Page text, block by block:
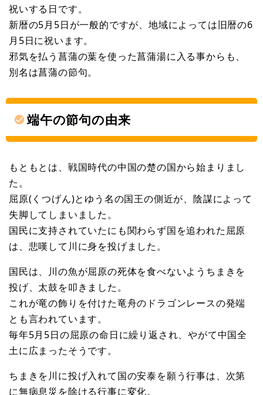
祝いする日です。
新暦の5月5日が一般的ですが、地域によっては旧暦の6
月5日に祝います。
邪気を払う菖蒲の葉を使った菖蒲湯に入る事からも、
別名は菖蒲の節句。
端午の節句の由来
もともとは、戦国時代の中国の楚の国から始まりまし
た。
屈原(くつげん)とゆう名の国王の側近が、陰謀によって
失脚してしまいました。
国民に支持されていたにも関わらず国を追われた屈原
は、悲嘆して川に身を投げました。
国民は、川の魚が屈原の死体を食べないようちまきを
投げ、太鼓を叩きました。
これが竜の飾りを付けた竜舟のドラゴンレースの発端
とも言われています。
毎年5月5日の屈原の命日に繰り返され、やがて中国全
土に広まったそうです。
ちまきを川に投げ入れて国の安泰を願う行事は、次第
に無病息災を除ける行事に変化。